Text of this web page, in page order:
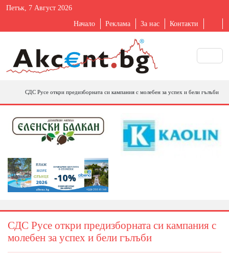
Петък, 7 Август 2026
Начало Реклама За нас Контакти
СДС Русе откри предизборната си кампания с молебен за успех и бели гълъби
СДС Русе откри предизборната си кампания с
молебен за успех и бели гълъби